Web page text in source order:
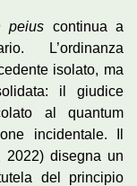
peius continua a
L’ordinanza
isolato, ma
il giudice
al quantum
incidentale. Il
2022) disegna un
del principio